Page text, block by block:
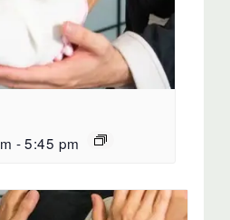
-5:45 pm